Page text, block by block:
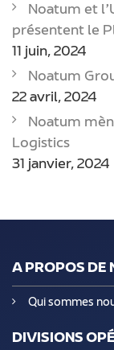
Noatum et
présentent le
11 juin, 2024
Noatum
22 avril, 2024
Noatum
Logistics
31 janvier, 2024
A PROPOS DE
Qui sommes
DIVISIONS